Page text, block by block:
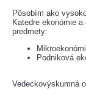
Pôsobím ako
Katedre ekonómie
predmety:
Podniková
Vedeckovýskumná